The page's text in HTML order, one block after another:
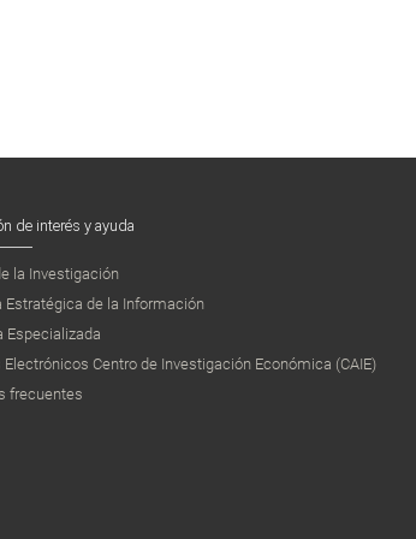
de interés y ayuda
la Investigación
Estratégica de la Información
Especializada
Electrónicos Centro de Investigación Económica (CAIE)
frecuentes